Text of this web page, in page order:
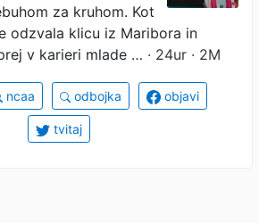
za kruhom. Kot
odzvala klicu iz Maribora in
v karieri mlade … · 24ur · 2M
ncaa odbojka objavi
tvitaj